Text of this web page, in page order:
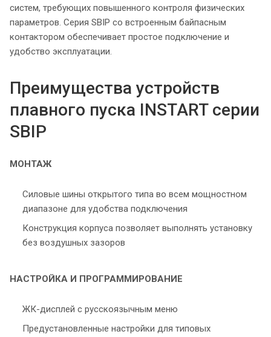
систем, требующих повышенного контроля физических
параметров. Серия SBIP со встроенным байпасным
контактором обеспечивает простое подключение и
удобство эксплуатации.
Преимущества устройств
плавного пуска INSTART серии
SBIP
МОНТАЖ
Силовые шины открытого типа во всем мощностном
диапазоне для удобства подключения
Конструкция корпуса позволяет выполнять установку
без воздушных зазоров
НАСТРОЙКА И ПРОГРАММИРОВАНИЕ
ЖК-дисплей с русскоязычным меню
Предустановленные настройки для типовых